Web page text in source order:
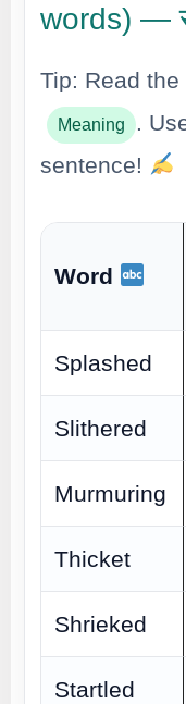
words) —
Tip: Read the
Meaning
.
sentence!
Word
Splashed
Slithered
Murmuring
Thicket
Shrieked
Startled